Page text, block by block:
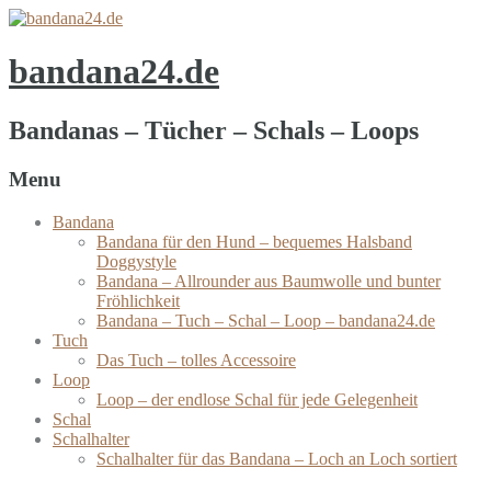
bandana24.de
Bandanas – Tücher – Schals – Loops
Menu
Bandana
Bandana für den Hund – bequemes Halsband
Doggystyle
Bandana – Allrounder aus Baumwolle und bunter
Fröhlichkeit
Bandana – Tuch – Schal – Loop – bandana24.de
Tuch
Das Tuch – tolles Accessoire
Loop
Loop – der endlose Schal für jede Gelegenheit
Schal
Schalhalter
Schalhalter für das Bandana – Loch an Loch sortiert